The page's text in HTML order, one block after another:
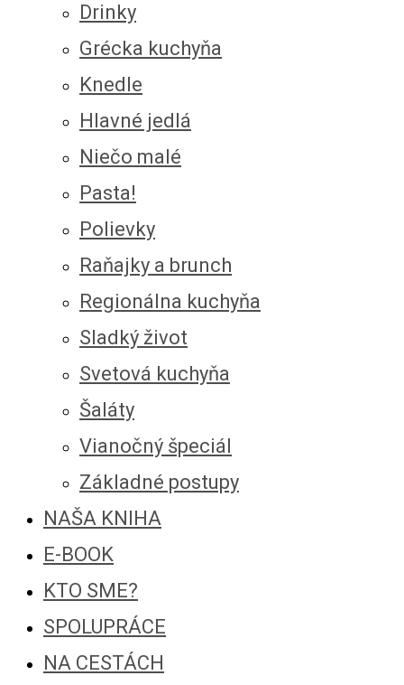
Drinky
Grécka kuchyňa
Knedle
Hlavné jedlá
Niečo malé
Pasta!
Polievky
Raňajky a brunch
Regionálna kuchyňa
Sladký život
Svetová kuchyňa
Šaláty
Vianočný špeciál
Základné postupy
NAŠA KNIHA
E-BOOK
KTO SME?
SPOLUPRÁCE
NA CESTÁCH